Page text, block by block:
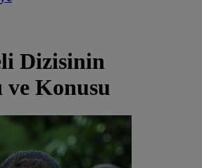
Dizisinin
ve Konusu